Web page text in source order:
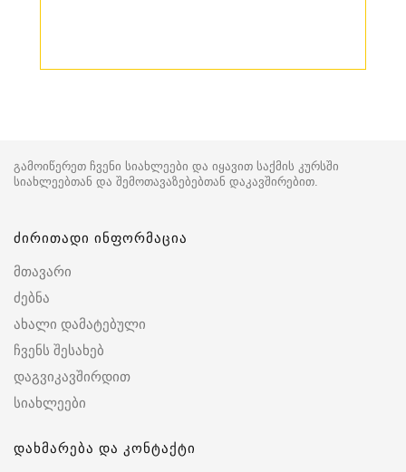
გამოიწერეთ ჩვენი სიახლეები და იყავით საქმის კურსში
სიახლეებთან და შემოთავაზებებთან დაკავშირებით.
ძირითადი ინფორმაცია
მთავარი
ძებნა
ახალი დამატებული
ჩვენს შესახებ
დაგვიკავშირდით
სიახლეები
დახმარება და კონტაქტი